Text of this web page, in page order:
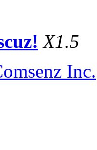
X1.5
Inc.